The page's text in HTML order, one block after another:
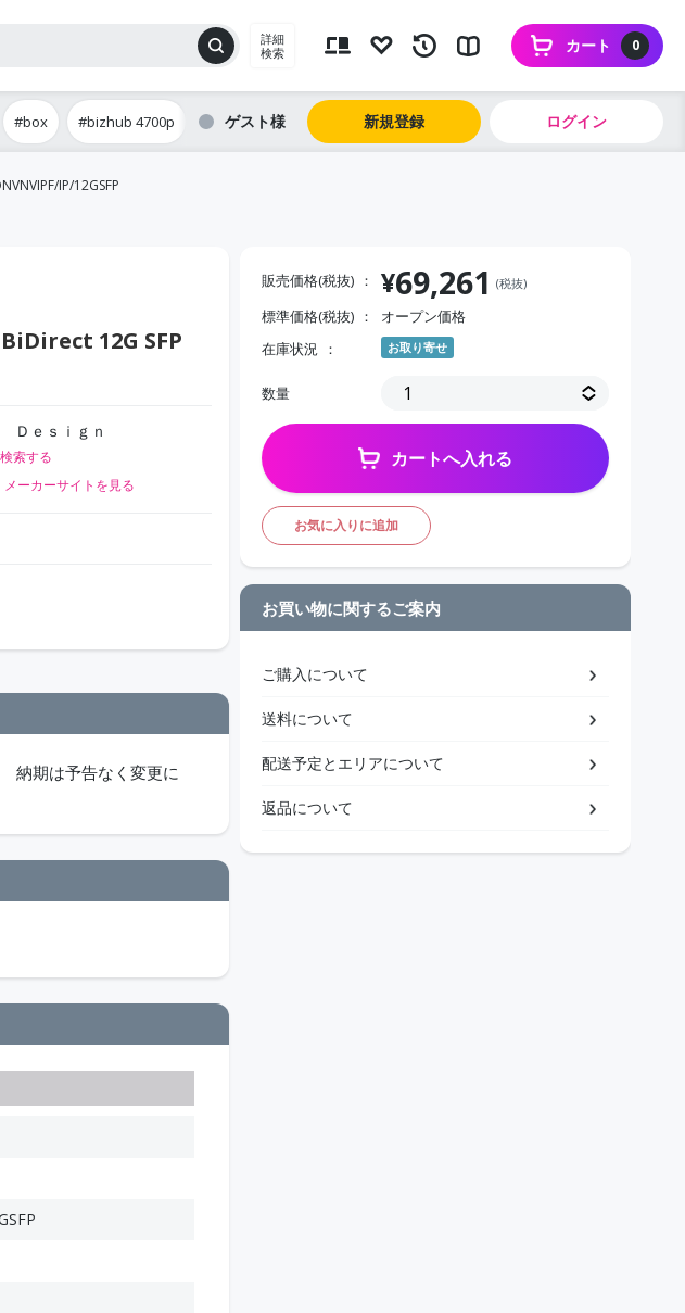
詳細
検索
0
カート
#box #bizhub 4700p ゲスト 新規登録 ログイン
IP/12GSFP
12G SFP
Ｄｅｓｉｇｎ
索する
メーカーサイトを見る
納期は予告なく変更に
販売価格(税抜) ¥69,261 (税抜)
標準価格(税抜)
オープン価格
在庫状況
お取り寄せ
数量
カートへ入れる
お気に入りに追加
お買い物に関するご案内
ご購入について
送料について
配送予定とエリアについて
返品について